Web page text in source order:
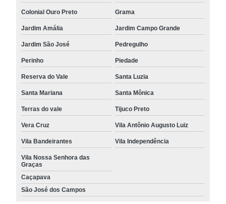
Colonial Ouro Preto Grama
Jardim Amália Jardim Campo Grande
Jardim São José Pedregulho
Perinho Piedade
Reserva do Vale Santa Luzia
Santa Mariana Santa Mônica
Terras do vale Tijuco Preto
Vera Cruz Vila Antônio Augusto Luiz
Vila Bandeirantes Vila Independência
Vila Nossa Senhora das
Graças
Caçapava
São José dos Campos